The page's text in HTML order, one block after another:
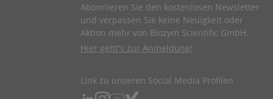
Abonnieren Sie den kostenlosen Newsletter
und verpassen Sie keine Neuigkeit oder
Aktion mehr von Biozym Scientific GmbH.
Hier geht's zur Anmeldung!
Link zu unseren Social Media Profilen